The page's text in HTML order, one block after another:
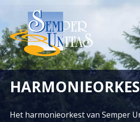
Het harmonieorkest van Semper